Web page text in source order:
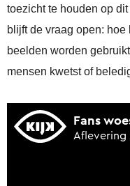
toezicht te houden op
blijft de vraag open:
beelden worden
mensen kwetst of